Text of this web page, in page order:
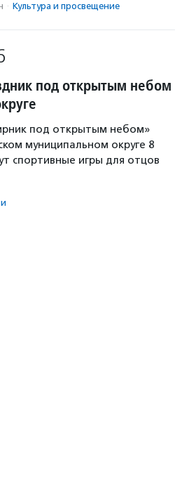
· Культура и просвещение
под открытым небом
под открытым небом»
муниципальном округе 8
спортивные игры для отцов